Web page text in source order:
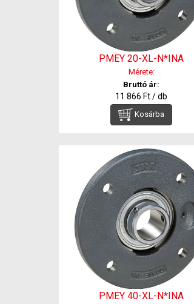
PMEY 20-XL-N*INA
Mérete:
Bruttó ár:
11 866 Ft / db
Kosárba
PMEY 40-XL-N*INA